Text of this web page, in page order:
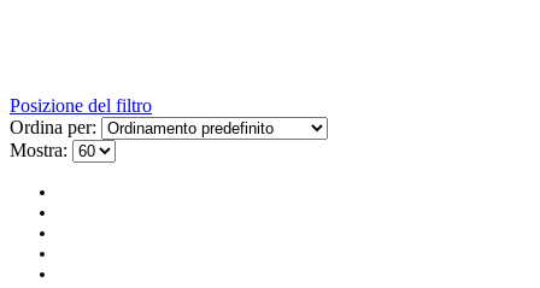
Posizione del filtro
Ordina per:
Mostra: